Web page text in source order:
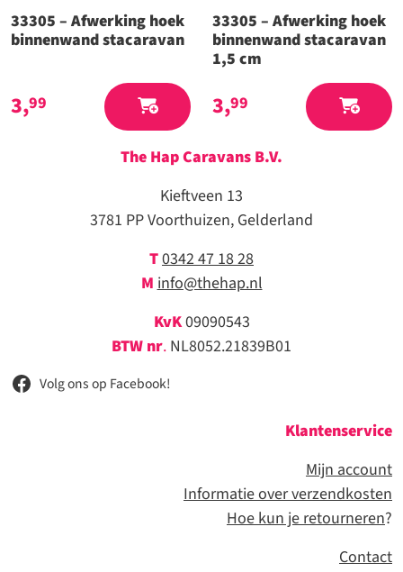
33305 – Afwerking hoek
binnenwand stacaravan
3,99
33305 – Afwerking hoek
binnenwand stacaravan
1,5 cm
3,99
The Hap Caravans B.V.
Kieftveen 13
3781 PP Voorthuizen, Gelderland
T0342 47 18 28
M info@thehap.nl
KvK09090543
BTW nr. NL8052.21839B01
Volg ons op Facebook!
Klantenservice
Mijn account
Informatie over verzendkosten
Hoe kun je retourneren?
Contact